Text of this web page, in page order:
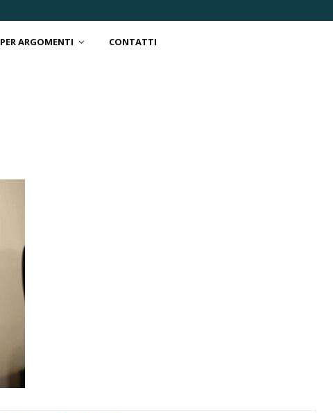
PER ARGOMENTI CONTATTI